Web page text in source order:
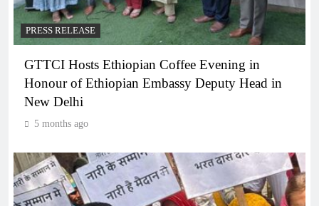
PRESS RELEASE
GTTCI Hosts Ethiopian Coffee Evening in
Honour of Ethiopian Embassy Deputy Head in
New Delhi
5 months ago